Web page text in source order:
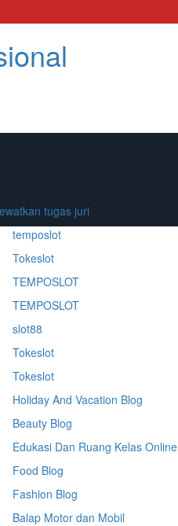
tugas juri
temposlot
Tokeslot
TEMPOSLOT
TEMPOSLOT
slot88
Tokeslot
Tokeslot
Holiday And Vacation Blog
Beauty Blog
Edukasi Dan Ruang Kelas Online
Food Blog
Fashion Blog
Balap Motor dan Mobil